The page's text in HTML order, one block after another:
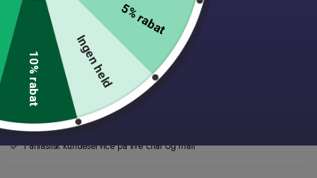
Add to wishlist1 personfavorited this product
Lynhurtig levering.
1-2 dages levering på alle varer
Danskejet med lager i Roskilde
14 dages fuld returret
Gratis fragt til pakkeshop ved køb over 499 DKK.
Fantastisk kundeservice på live chat og mail
5% rabat
Ingen held
10% rabat